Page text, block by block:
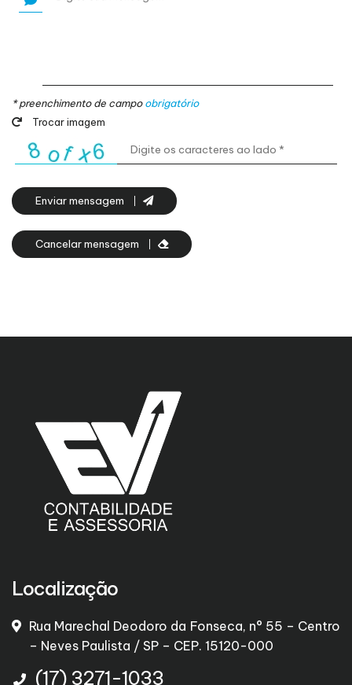
* preenchimento de campoobrigatório
Trocar imagem
Enviar mensagem
Cancelar mensagem
Localização
Rua Marechal Deodoro da Fonseca, n° 55 – Centro
– Neves Paulista / SP – CEP. 15120-000
(17) 3271-1033